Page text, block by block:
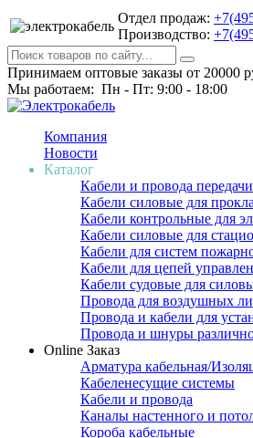
Отдел продаж:
Производство:
Принимаем оптовые заказы от 20000
Мы работаем: Пн - Пт: 9:00 - 18:00
Компания
Новости
Каталог
Кабели и провода
Кабели силовые для
Кабели контрольные для
Кабели силовые для
Кабели для систем
Кабели для цепей
Кабели судовые для
Провода для воздушных
Провода и кабели для
Провода и шнуры
Online Заказ
Арматура кабельная/
Кабеленесущие системы
Кабели и провода
Каналы настенного и
Короба кабельные